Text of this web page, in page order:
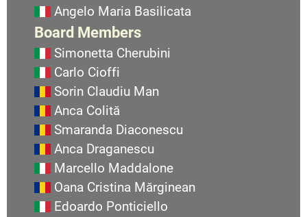
Angelo Maria Basilicata
Board Members
Simonetta Cherubini
Carlo Cioffi
Sorin Claudiu Man
Anca Colită
Smaranda Diaconescu
Anca Draganescu
Marcello Maddalone
Oana Cristina Mărginean
Edoardo Ponticiello